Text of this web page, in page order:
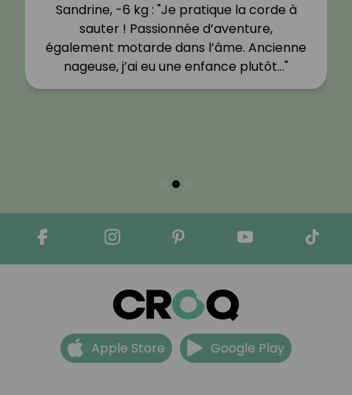
Sandrine, -6 kg : "Je pratique la corde à
sauter ! Passionnée d’aventure,
également motarde dans l’âme. Ancienne
nageuse, j’ai eu une enfance plutôt…"
Apple Store Google Play